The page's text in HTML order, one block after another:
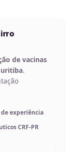
de vacinas
.
de experiência
CRF-PR